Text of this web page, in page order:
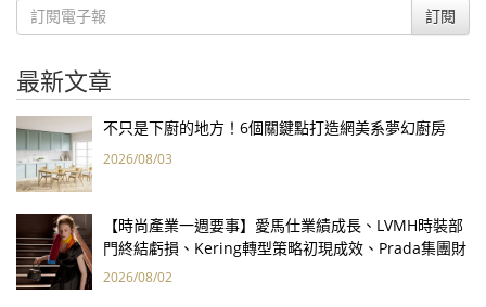
訂閱
最新文章
不只是下廚的地方！6個關鍵點打造網美系夢幻廚房
2026/08/03
【時尚產業一週要事】愛馬仕業績成長、LVMH時裝部
門終結虧損、Kering轉型策略初現成效、Prada集團財
報亮眼
2026/08/02